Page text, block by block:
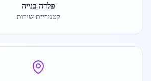
פלדה בנייה
קטגוריית שירות